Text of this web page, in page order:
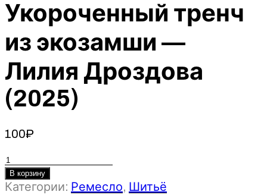
Укороченный тренч
из экозамши —
Лилия Дроздова
(2025)
100₽
Количество
товара
Укороченный
В корзину
Категории: Ремесло, Шитьё